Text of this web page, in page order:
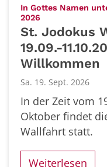
In Gottes Namen
2026
St. Jodokus
19.09.-
Willkommen
Sa. 19. Sept. 2026
In der Zeit vom
Oktober findet
Wallfahrt statt.
Weiterlesen